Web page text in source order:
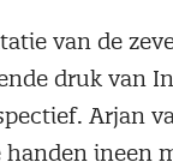
van de
druk van
Arjan
handen ineen